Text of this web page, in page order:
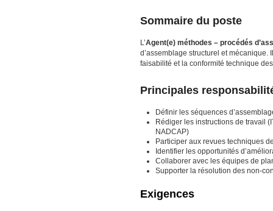
Sommaire du poste
L’Agent(e) méthodes – procédés
d’assemblage structurel et
faisabilité et la conformité technique
Principales
Définir les séquences
Rédiger les instructions de travail
NADCAP)
Participer aux revues techniques
Identifier les opportunités
Collaborer avec les équipes de
Supporter la résolution des non-
Exigences